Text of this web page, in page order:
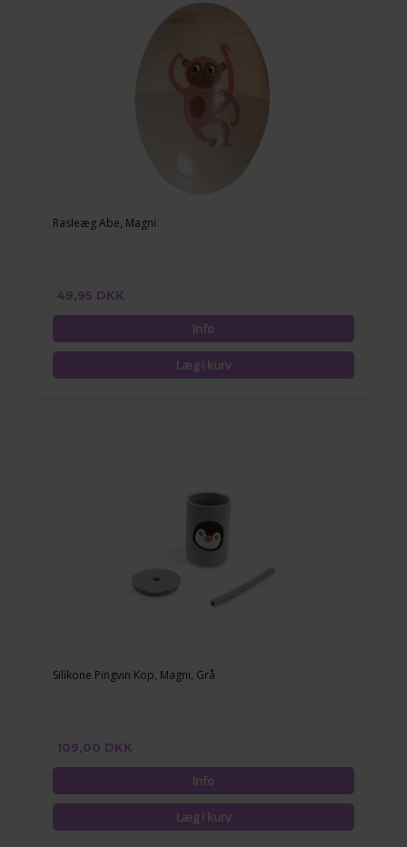
Rasleæg Abe, Magni
49,95 DKK
Silikone Pingvin Kop, Magni, Grå
109,00 DKK